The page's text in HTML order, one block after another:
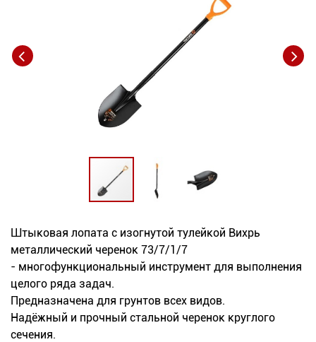
Документация
Оформление заказа
Оплата и доставка
(831)
282-
01-
01
Штыковая лопата с изогнутой тулейкой Вихрь
металлический черенок 73/7/1/7
- многофункциональный инструмент для выполнения
целого ряда задач.
Предназначена для грунтов всех видов.
Надёжный и прочный стальной черенок круглого
сечения.